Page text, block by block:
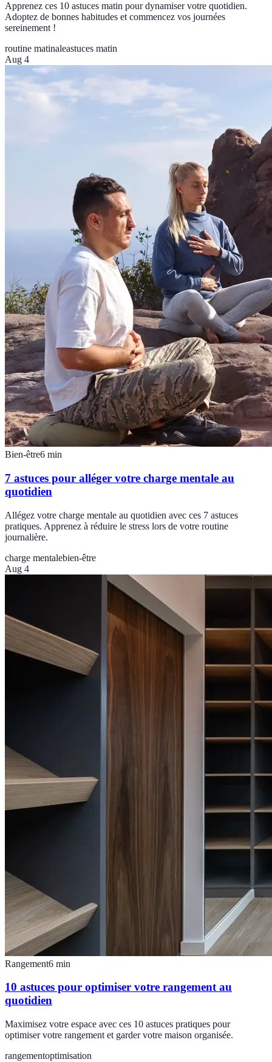
Apprenez ces 10 astuces matin pour dynamiser votre quotidien.
Adoptez de bonnes habitudes et commencez vos journées
sereinement !
routine matinaleastuces matin
Aug 4
Bien-être6 min
7 astuces pour alléger votre charge mentale au
quotidien
Allégez votre charge mentale au quotidien avec ces 7 astuces
pratiques. Apprenez à réduire le stress lors de votre routine
journalière.
charge mentalebien-être
Aug 4
Rangement6 min
10 astuces pour optimiser votre rangement au
quotidien
Maximisez votre espace avec ces 10 astuces pratiques pour
optimiser votre rangement et garder votre maison organisée.
rangementoptimisation